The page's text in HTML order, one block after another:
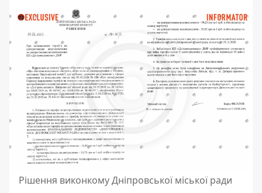
Рішення виконкому Дніпровської міської ради